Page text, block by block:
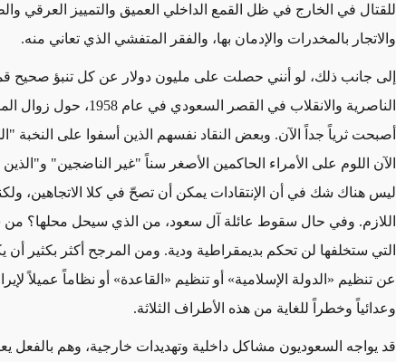
للقتال في الخارج في ظل القمع الداخلي العميق والتمييز العرقي
والاتجار بالمخدرات والإدمان بها، والفقر المتفشي الذي تعاني منه.
إلى جانب ذلك، لو أنني حصلت على مليون دولار عن كل تنبؤ صحيح
الناصرية والانقلاب في القصر
أصبحت ثرياً جداً الآن. وبعض النقاد نفسهم الذين أسفوا على النخبة
الآن اللوم على الأمراء الحاكمين الأصغر سناً "غير الناضجين"
ليس هناك شك في أن الإنتقادات يمكن أن تصحّ في كلا الاتجاهين،
اللازم. وفي حال سقوط عائلة آل سعود، من الذي سيحل محلها؟ من
التي ستخلفها لن تحكم بديمقراطية ودية. ومن المرجح أكثر بكثير أن
عن تنظيم «الدولة الإسلامية» أو تنظيم «القاعدة» أو نظاماً عميلاً
وعدائياً وخطراً للغاية من هذه الأطراف الثلاثة.
قد يواجه السعوديون مشاكل داخلية وتهديدات خارجية، وهم بالفعل